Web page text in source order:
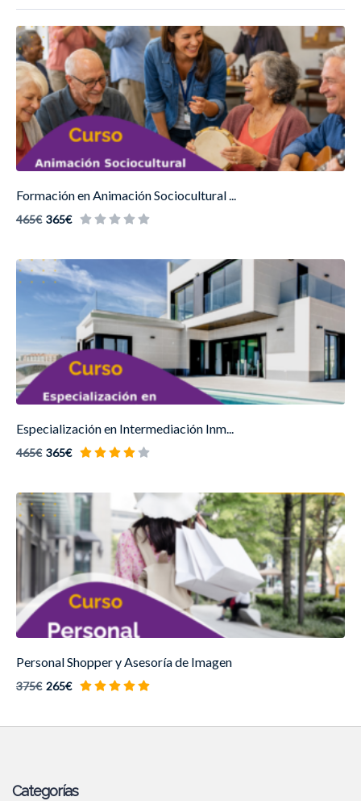
Formación en Animación Sociocultural ...
465€ 365€
Especialización en Intermediación Inm...
465€ 365€
Personal Shopper y Asesoría de Imagen
375€ 265€
Categorías